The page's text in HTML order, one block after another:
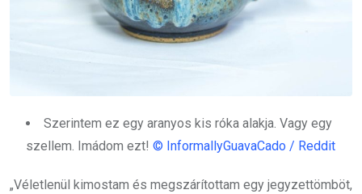
Szerintem ez egy aranyos kis róka alakja. Vagy egy
szellem. Imádom ezt! © InformallyGuavaCado / Reddit
„Véletlenül kimostam és megszárítottam egy jegyzettömböt,